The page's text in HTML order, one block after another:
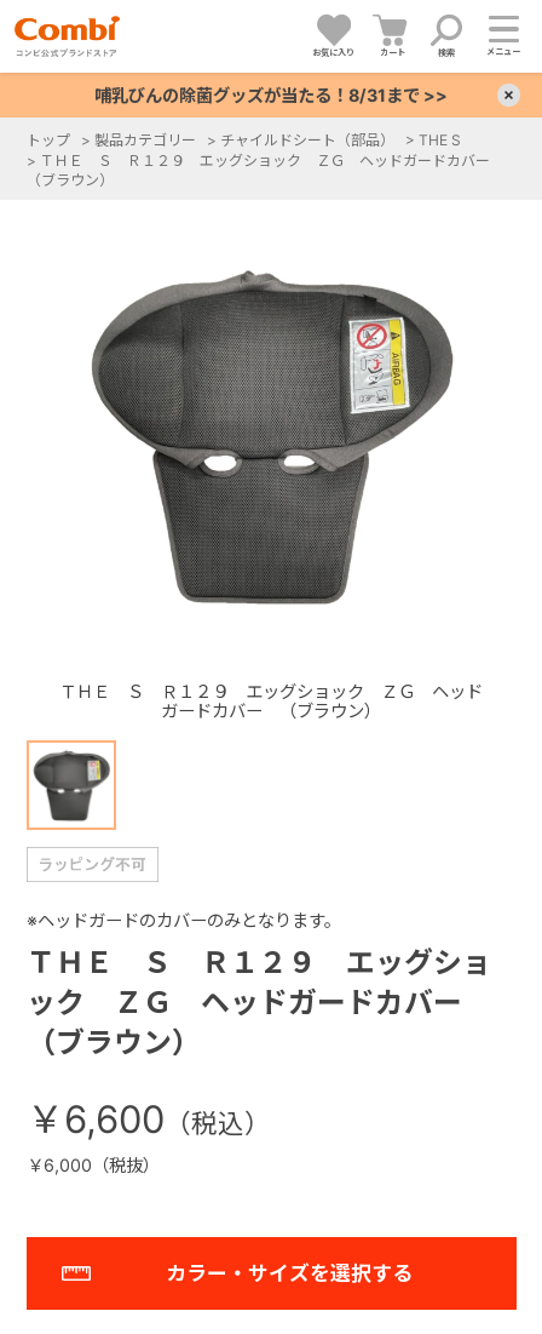
お気に入り カート 検索 メニュー
哺乳びんの除菌グッズが当たる！8/31まで >>
トップ > 製品カテゴリー > チャイルドシート（部品） > THE S
> ＴＨＥ Ｓ Ｒ１２９ エッグショック ＺＧ ヘッドガードカバー
（ブラウン）
ＴＨＥ Ｓ Ｒ１２９ エッグショック ＺＧ ヘッド
ガードカバー （ブラウン）
ＴＨＥ Ｓ Ｒ１２９ エッグショ
ック ＺＧ ヘッドガードカバー
（ブラウン）
※ヘッドガードのカバーのみとなります。
￥6,600
￥6,000（税抜）
カラー・サイズを選択する